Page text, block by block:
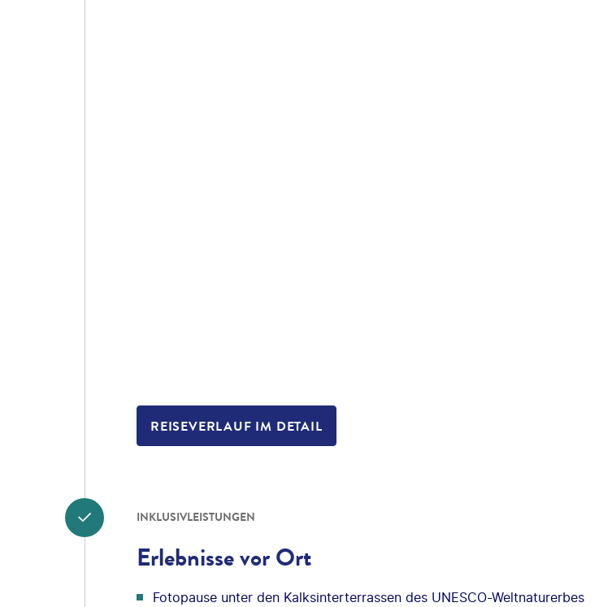
REISEVERLAUF IM DETAIL
INKLUSIVLEISTUNGEN
Erlebnisse vor Ort
Fotopause unter den Kalksinterterrassen des UNESCO-Weltnaturerbes